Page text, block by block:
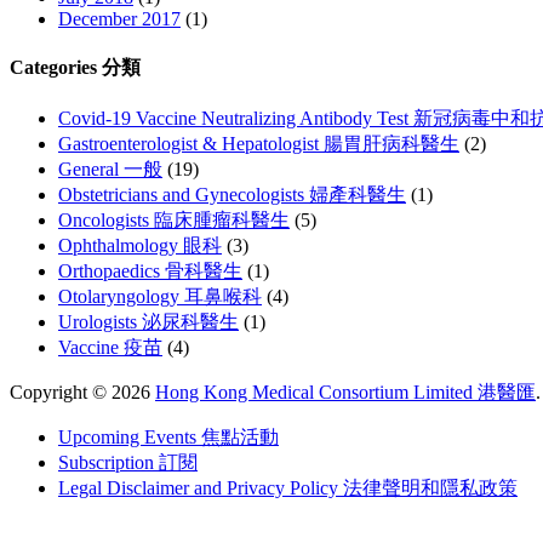
December 2017 (1)
Categories 分類
Covid-19 Vaccine Neutralizing Antibody Test 新冠病毒中和
Gastroenterologist & Hepatologist 腸胃肝病科醫生 (2)
General 一般 (19)
Obstetricians and Gynecologists 婦產科醫生 (1)
Oncologists 臨床腫瘤科醫生 (5)
Ophthalmology 眼科 (3)
Orthopaedics 骨科醫生 (1)
Otolaryngology 耳鼻喉科 (4)
Urologists 泌尿科醫生 (1)
Vaccine 疫苗 (4)
Copyright © 2026 Hong Kong Medical Consortium Limited 港醫匯.
Upcoming Events 焦點活動
Subscription 訂閱
Legal Disclaimer and Privacy Policy 法律聲明和隱私政策